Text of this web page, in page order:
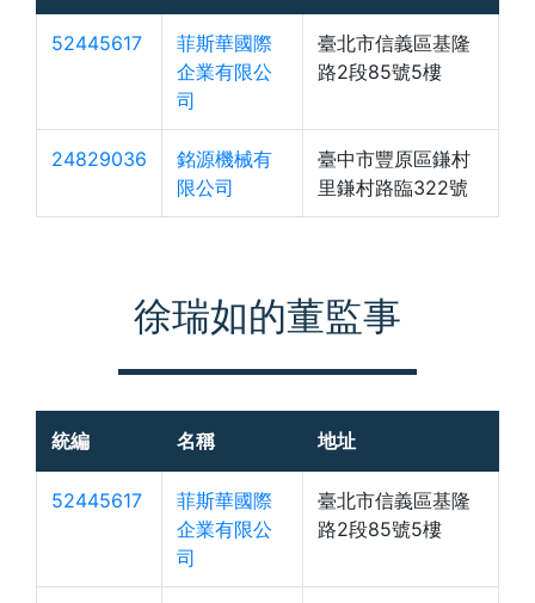
52445617
菲斯華國際
企業有限公
司
臺北市信義區基隆
路2段85號5樓
24829036
銘源機械有
限公司
臺中市豐原區鎌村
里鎌村路臨322號
徐瑞如的董監事
統編 名稱 地址
52445617
菲斯華國際
企業有限公
司
臺北市信義區基隆
路2段85號5樓